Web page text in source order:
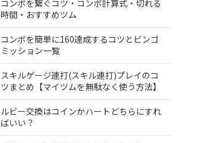
コンボを繋ぐコツ・コンボ計算式・切れる
時間・おすすめツム
コンボを簡単に160達成するコツとビンゴ
ミッション一覧
スキルゲージ連打(スキル連打)プレイのコ
ツまとめ【マイツムを無駄なく使う方法】
ルビー交換はコインかハートどちらにすれ
ばいい？